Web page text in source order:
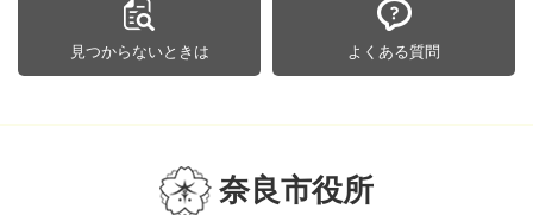
見つからないときは よくある質問
奈良市役所